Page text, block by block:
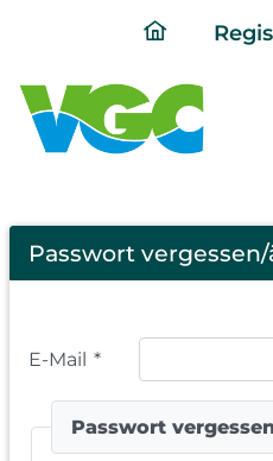
ding
page
Password
Forgotten
Passwort
E-Mail *
Passwort